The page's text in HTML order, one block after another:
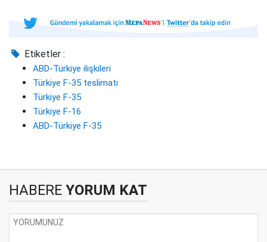
Etiketler :
ABD-Türkiye ilişkileri
Türkiye F-35 teslimatı
Türkiye F-35
Türkiye F-16
ABD-Türkiye F-35
HABERE YORUM KAT